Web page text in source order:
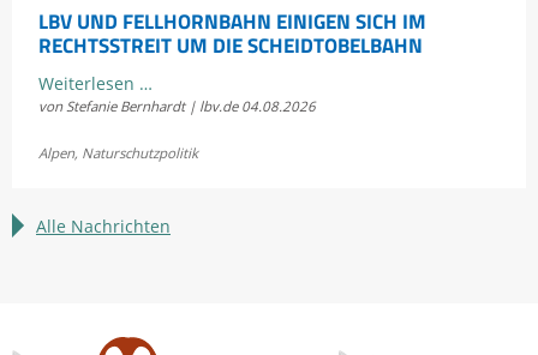
LBV UND FELLHORNBAHN EINIGEN SICH IM
RECHTSSTREIT UM DIE SCHEIDTOBELBAHN
Weiterlesen …LBV
und
einigen
im
Scheidtobelbahn
von Stefanie Bernhardt | lbv.de 04.08.2026
Alpen, Naturschutzpolitik
Alle Nachrichten